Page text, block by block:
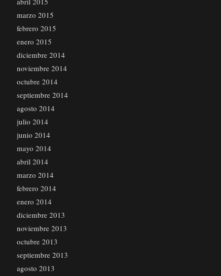
marzo 2015
febrero 2015
enero 2015
diciembre 2014
noviembre 2014
octubre 2014
septiembre 2014
agosto 2014
julio 2014
junio 2014
mayo 2014
abril 2014
marzo 2014
febrero 2014
enero 2014
diciembre 2013
noviembre 2013
octubre 2013
septiembre 2013
agosto 2013